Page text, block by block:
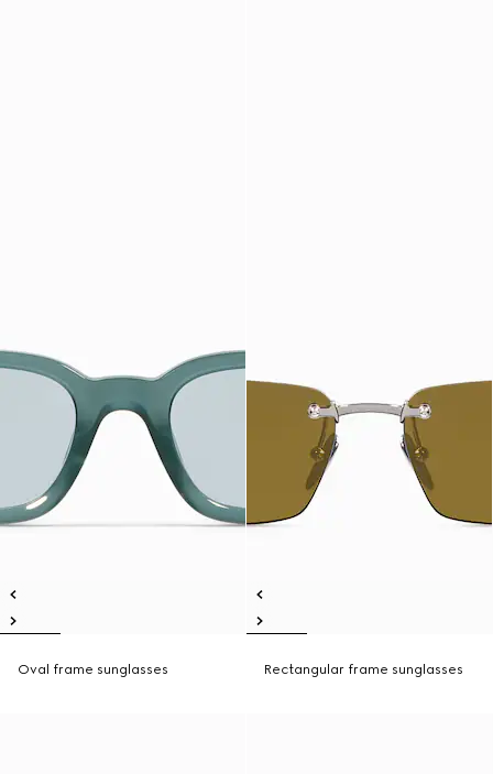
Oval frame sunglasses Rectangular frame sunglasses